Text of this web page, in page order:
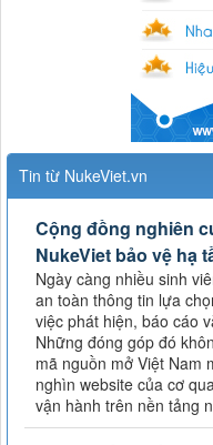
Tin từ NukeViet.vn
Cộng đồng nghiên
NukeViet bảo vệ hạ
Ngày càng nhiều sinh
an toàn thông tin lựa
việc phát hiện, báo cáo
Những đóng góp đó
mã nguồn mở Việt Nam
nghìn website của cơ
vận hành trên nền tảng